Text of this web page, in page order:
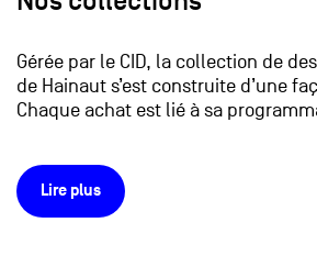
Gérée par le CID, la collection de
de Hainaut s’est construite d’une
Chaque achat est lié à sa
Lire plus